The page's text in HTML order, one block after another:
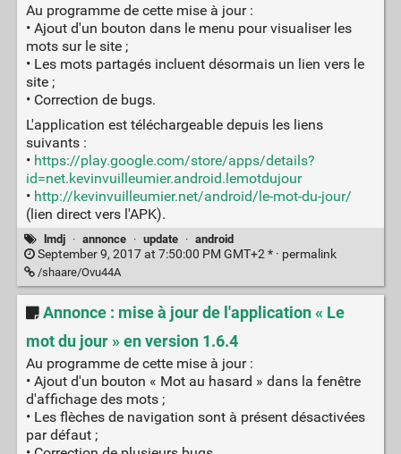
Au programme de cette mise à jour :
• Ajout d'un bouton dans le menu pour visualiser les
mots sur le site ;
• Les mots partagés incluent désormais un lien vers le
site ;
• Correction de bugs.
L'application est téléchargeable depuis les liens
suivants :
• https://play.google.com/store/apps/details?
id=net.kevinvuilleumier.android.lemotdujour
• http://kevinvuilleumier.net/android/le-mot-du-jour/
(lien direct vers l'APK).
lmdj · annonce · update · android
September 9, 2017 at 7:50:00 PM GMT+2 * · permalink
/shaare/Ovu44A
Annonce : mise à jour de l'application « Le
mot du jour » en version 1.6.4
Au programme de cette mise à jour :
• Ajout d'un bouton « Mot au hasard » dans la fenêtre
d'affichage des mots ;
• Les flèches de navigation sont à présent désactivées
par défaut ;